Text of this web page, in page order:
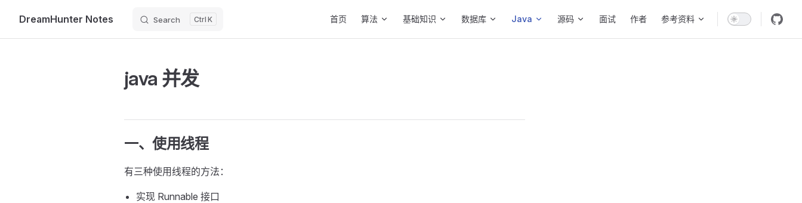
Skip to content
DreamHunter Notes Search K 首页 算法 基础知识 数据库 Java 源码 面试 作者 参考资料
java 并发
一、使用线程
有三种使用线程的方法：
实现 Runnable 接口